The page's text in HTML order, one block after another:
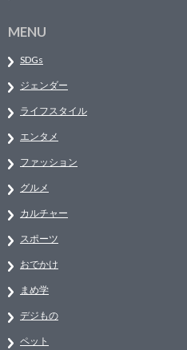
MENU
SDGs
ジェンダー
ライフスタイル
エンタメ
ファッション
グルメ
カルチャー
スポーツ
おでかけ
まめ学
デジもの
ペット